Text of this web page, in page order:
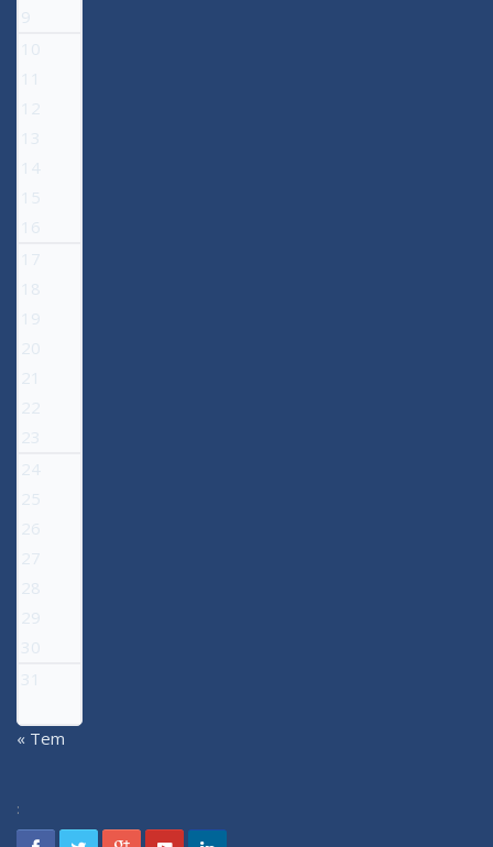
9
10
11
12
13
14
15
16
17
18
19
20
21
22
23
24
25
26
27
28
29
30
31
« Tem
: